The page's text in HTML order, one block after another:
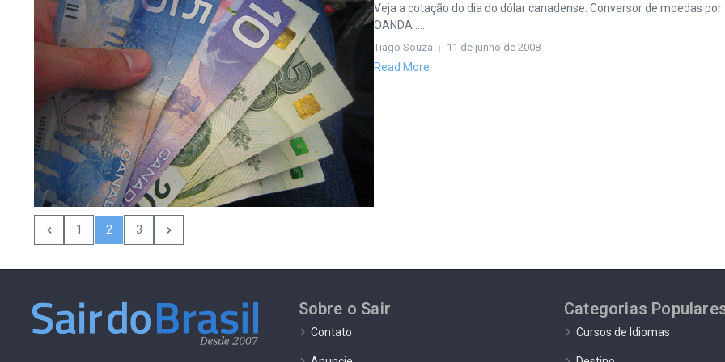
Veja a cotação do dia do dólar canadense. Conversor de moedas por
OANDA ....
Tiago Souza 11 de junho de 2008
Read More
1 2 3
Sobre o Sair
Contato
Categorias
Cursos de Idiomas